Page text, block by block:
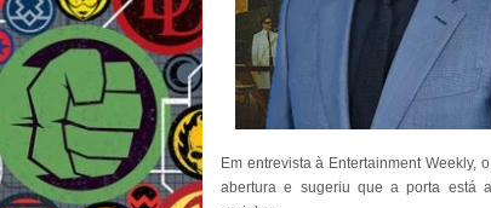
Em entrevista à Entertainment Weekly,
abertura e sugeriu que a porta está